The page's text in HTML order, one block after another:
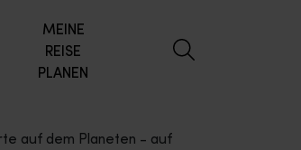
MEINE
REISE
PLANEN
auf dem Planeten - auf